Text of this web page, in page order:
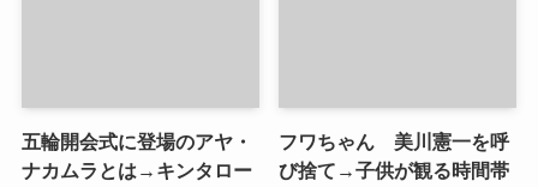
五輪開会式に登場のアヤ・
ナカムラとは→キンタロー
フワちゃん 美川憲一を呼
び捨て→子供が観る時間帯